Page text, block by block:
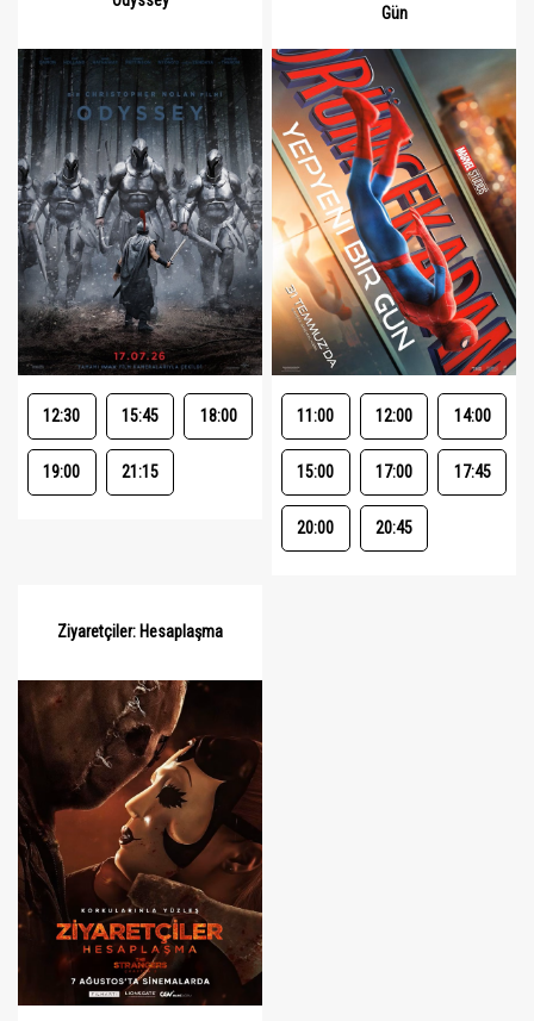
12:30 15:45 18:00
19:00 21:15
Gün
11:00 12:00 14:00
15:00 17:00 17:45
20:00 20:45
Ziyaretçiler: Hesaplaşma